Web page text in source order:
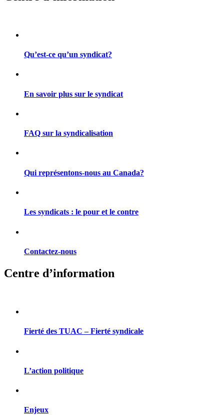
Qu’est-ce qu’un syndicat?
En savoir plus sur le syndicat
FAQ sur la syndicalisation
Qui représentons-nous au Canada?
Les syndicats : le pour et le contre
Contactez-nous
Centre d’information
Fierté des TUAC – Fierté syndicale
L’action politique
Enjeux